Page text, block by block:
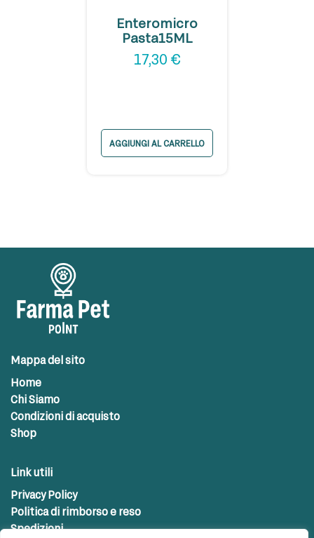
Enteromicro
Pasta15ML
17,30 €
AGGIUNGI AL CARRELLO
Mappa del sito
Home
Chi Siamo
Condizioni di acquisto
Shop
Link utili
Privacy Policy
Politica di rimborso e reso
Spedizioni